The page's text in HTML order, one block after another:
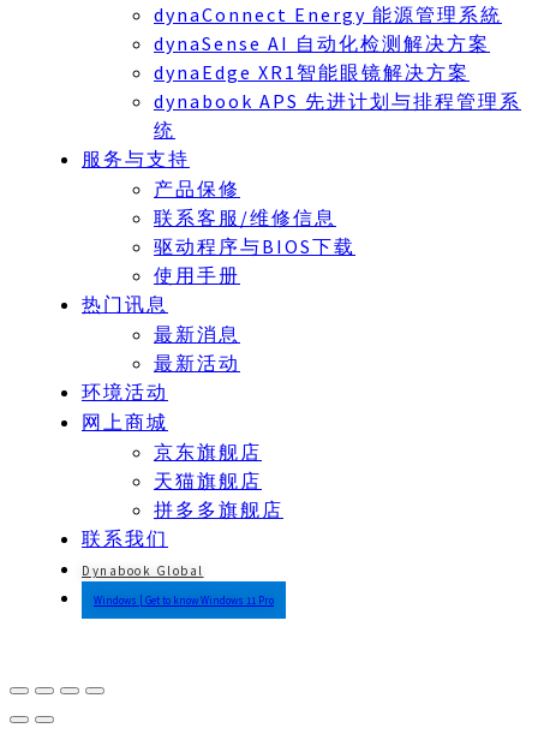
dynaConnect Energy 能源管理系統
dynaSense AI 自动化检测解决方案
dynaEdge XR1智能眼镜解决方案
dynabook APS 先进计划与排程管理系
统
服务与支持
产品保修
联系客服/维修信息
驱动程序与BIOS下载
使用手册
热门讯息
最新消息
最新活动
环境活动
网上商城
京东旗舰店
天猫旗舰店
拼多多旗舰店
联系我们
Dynabook Global
Windows | Get to know Windows 11 Pro